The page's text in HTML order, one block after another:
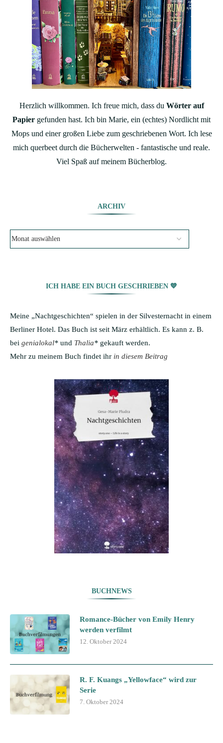
Herzlich willkommen. Ich freue mich, dass du Wörter auf
Papier gefunden hast. Ich bin Marie, ein (echtes) Nordlicht mit
Mops und einer großen Liebe zum geschriebenen Wort. Ich lese
mich querbeet durch die Bücherwelten - fantastische und reale.
Viel Spaß auf meinem Bücherblog.
ARCHIV
ICH HABE EIN BUCH GESCHRIEBEN 💙
Meine „Nachtgeschichten“ spielen in der Silvesternacht in einem
Berliner Hotel. Das Buch ist seit März erhältlich. Es kann z. B.
bei genialokal* und Thalia* gekauft werden.
Mehr zu meinem Buch findet ihr in diesem Beitrag
BUCHNEWS
Romance-Bücher von Emily Henry
werden verfilmt
12. Oktober 2024
R. F. Kuangs „Yellowface“ wird zur
Serie
7. Oktober 2024